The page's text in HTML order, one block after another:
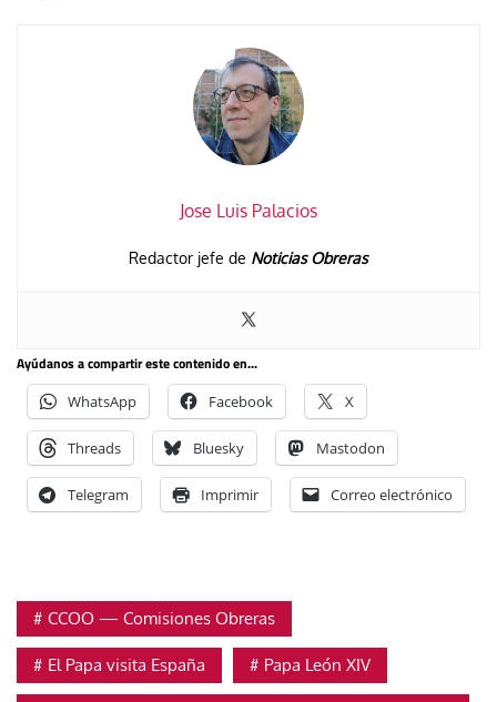
Jose Luis Palacios
Redactor jefe de Noticias Obreras
Ayúdanos a compartir este contenido en...
WhatsApp Facebook X
Threads Bluesky Mastodon
Telegram Imprimir Correo electrónico
CCOO — Comisiones Obreras
El Papa visita España Papa León XIV